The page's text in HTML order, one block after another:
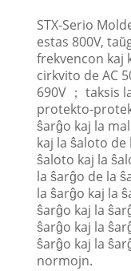
STX-Serio
estas 800V,
frekvencon kaj
cirkvito de AC
690V ； taksis
protekto-
ŝarĝo kaj la
kaj la ŝaloto de
ŝaloto kaj la
la ŝarĝo de la
la ŝarĝo kaj la
ŝarĝo kaj la
ŝarĝo kaj la
ŝarĝo kaj la
normojn.